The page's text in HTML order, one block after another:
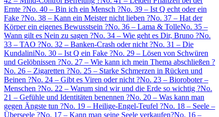
Ernte ?No. 40 – Bin ich ein Mensch ?No. 39 – Ist Q echt oder ein
Fake ?No. 38 – Kann ein Meister nicht lieben ?No. 37 – Hat der
Körper ein eigenes Bewusstsein ?No. 36 – Lama & TolleNo. 35 –
Wann gilt es Nein zu sagen ?No. 34 – Wie geht es Dir, Bruno ?No.
33 – TAO ?No. 32 – Banken-Crash oder nicht ?No. 31 – Die
KundaliniNo. 30 – Ist Q ein Fake ?No. 29 – Lösen von Schwüren
und Gelöbnissen ?No. 27 – Wie kann ich mein Thema abschließen ?
No. 26 – Zigaretten ?No. 25 – Starke Schmerzen in Rücken und
Beinen ?No. 24 – Gibt es Viren oder nicht ?No. 23 – Bioroboter –
Menschen ?No. 22 – Warum sind wir und die Erde so wichtig ?No.
21 – Gefühle und Identitäten benennen ?No. 20 – Was kann man
gegen Ängste tun ?No. 19 – Heilige-Engel-Teufel ?No. 18 – Seele –
Überseele ?No. 17 – Kann man seine Seele verkaufen?No. 16 –